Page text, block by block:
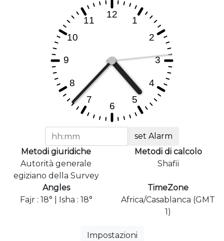
set Alarm
Metodi giuridiche
Autorità generale
egiziano della Survey
Metodi di calcolo
Shafii
Angles
Fajr : 18° | Isha : 18°
TimeZone
Africa/Casablanca (GMT
1)
Impostazioni